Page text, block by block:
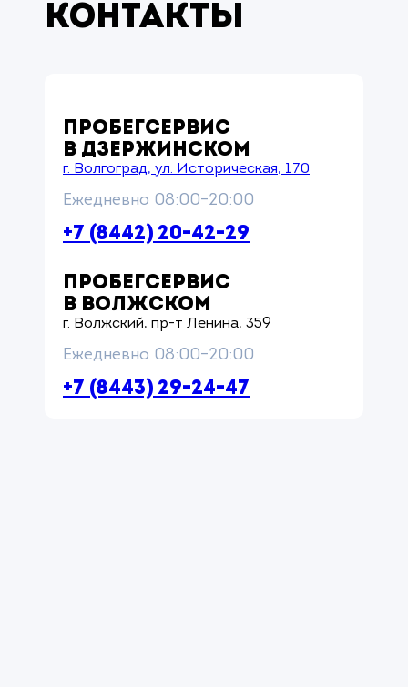
Контакты
ПРОБЕГСЕРВИС
В ДЗЕРЖИНСКОМ
г. Волгоград, ул. Историческая, 170
Ежедневно 08:00–20:00
+7 (8442) 20-42-29
ПРОБЕГСЕРВИС
В ВОЛЖСКОМ
г. Волжский, пр-т Ленина, 359
Ежедневно 08:00–20:00
+7 (8443) 29-24-47